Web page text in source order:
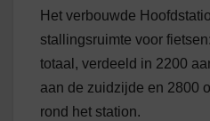
Het verbouwde
stallingsruimte voor
totaal, verdeeld in 2200
aan de zuidzijde en 2800
rond het station.